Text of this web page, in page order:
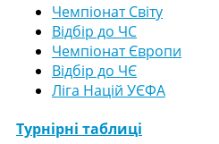
Чемпіонат Світу
Відбір до ЧС
Чемпіонат Європи
Відбір до ЧЄ
Ліга Націй УЄФА
Турнірні таблиці